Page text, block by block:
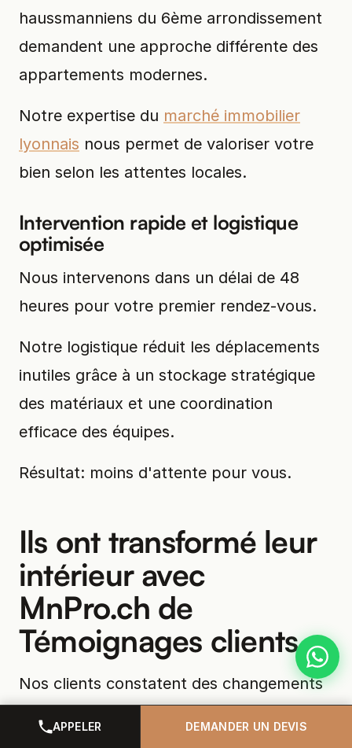
haussmanniens du 6ème arrondissement
demandent une approche différente des
appartements modernes.
Notre expertise du marché immobilier
lyonnais nous permet de valoriser votre
bien selon les attentes locales.
Intervention rapide et logistique
optimisée
Nous intervenons dans un délai de 48
heures pour votre premier rendez-vous.
Notre logistique réduit les déplacements
inutiles grâce à un stockage stratégique
des matériaux et une coordination
efficace des équipes.
Résultat: moins d'attente pour vous.
Ils ont transformé leur
intérieur avec
MnPro.ch de
Témoignages clients
Nos clients constatent des changements
concrets. Une famille dans un
appartement des années 70 a vu sa
APPELER DEMANDER UN DEVIS